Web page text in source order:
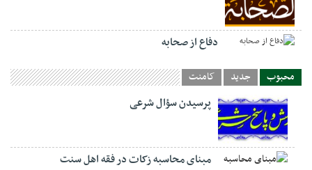
دفاع از صحابه
محبوب جدید کامنت
پرسیدن سؤال شرعی
مبنای محاسبه زکات در فقه اهل سنت